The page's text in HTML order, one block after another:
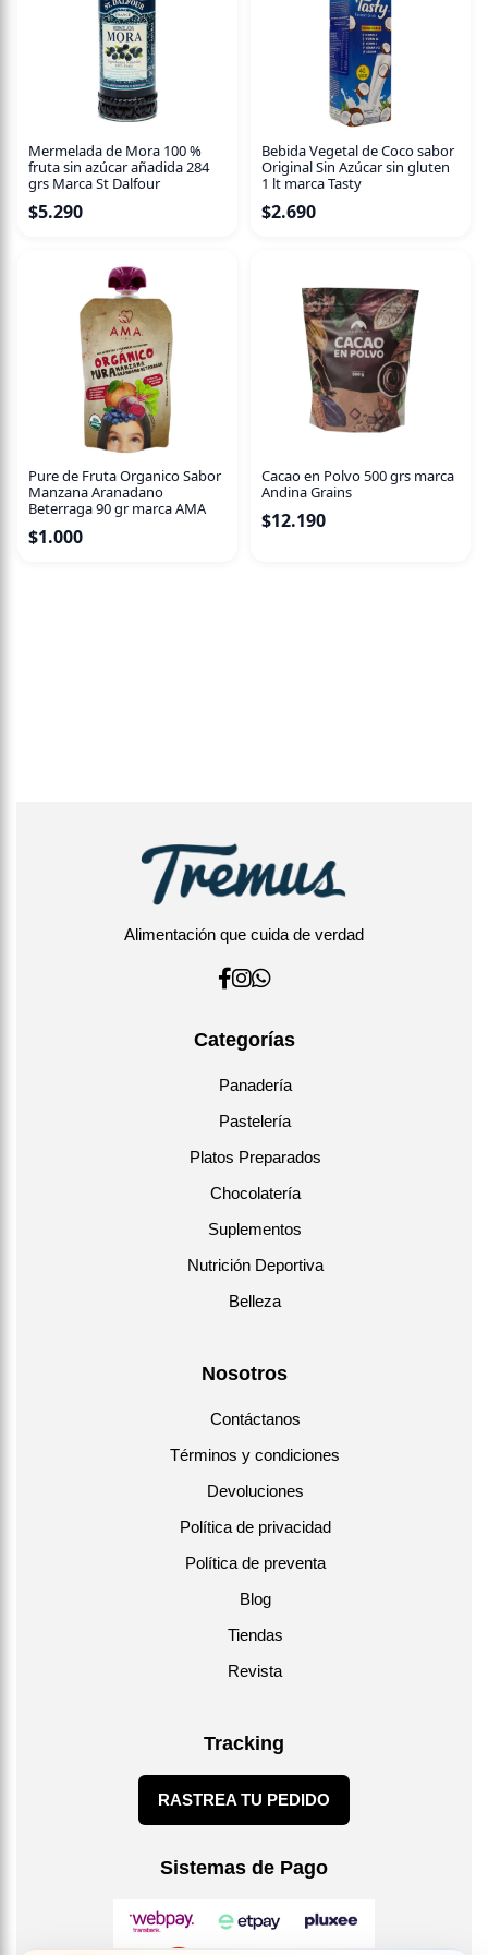
Formato: 500 ml por botella
6000 mg de L-carnitina por porción (16 ml)
Sabor refrescante
Sin azúcar
Mermelada de Mora 100 %
fruta sin azúcar añadida 284
grs Marca St Dalfour
$5.290
Bebida Vegetal de Coco sabor
Original Sin Azúcar sin gluten
1 lt marca Tasty
$2.690
Pure de Fruta Organico Sabor
Manzana Aranadano
Beterraga 90 gr marca AMA
$1.000
Cacao en Polvo 500 grs marca
Andina Grains
$12.190
Alimentación que cuida de verdad
Categorías
Panadería
Pastelería
Platos Preparados
Chocolatería
Suplementos
Nutrición Deportiva
Belleza
Nosotros
Contáctanos
Términos y condiciones
Devoluciones
Política de privacidad
Política de preventa
Blog
Tiendas
Revista
Tracking
RASTREA TU PEDIDO
Sistemas de Pago